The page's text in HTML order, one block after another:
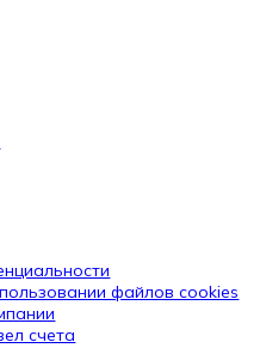
файлов cookies
счета